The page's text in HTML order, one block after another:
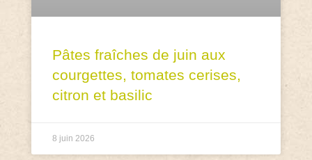
Pâtes fraîches de juin aux
courgettes, tomates cerises,
citron et basilic
8 juin 2026